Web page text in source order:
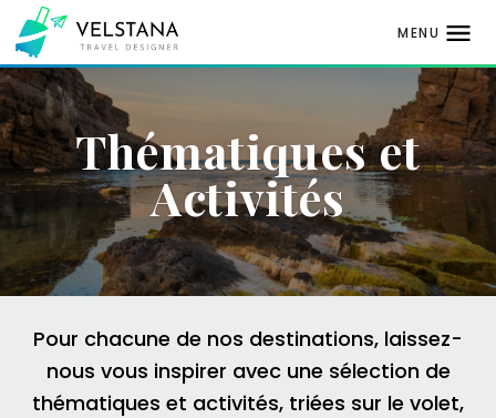
Aller
au
contenu
MENU
Thématiques et
Activités
Pour chacune de nos destinations, laissez-
nous vous inspirer avec une sélection de
thématiques et activités, triées sur le volet,